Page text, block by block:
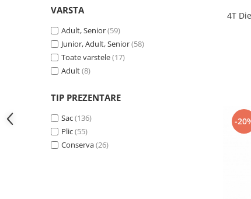
VARSTA
Adult, Senior(59)
Junior, Adult, Senior(58)
Toate varstele(17)
Adult(8)
TIP PREZENTARE
Sac(136)
Plic(55)
Conserva(26)
4T
-